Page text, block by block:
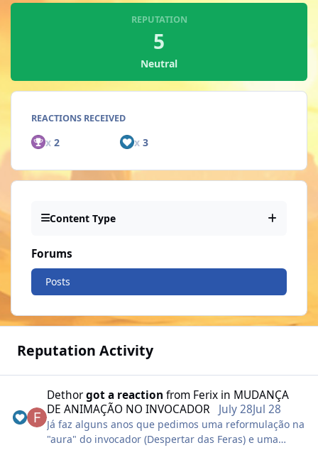
REPUTATION
5
Neutral
REACTIONS RECEIVED
x 2 x3
Content Type
Forums
Posts
Reputation Activity
Dethorgot a reaction from Ferix in MUDANÇA
DE ANIMAÇÃO NO INVOCADOR
July 28Jul 28
Já faz alguns anos que pedimos uma reformulação na
"aura" do invocador (Despertar das Feras) e uma